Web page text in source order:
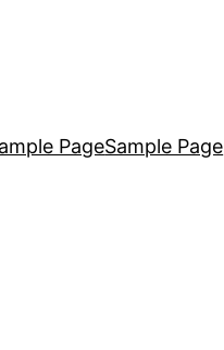
PageSample Page